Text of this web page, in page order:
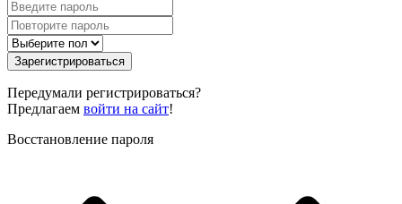
Зарегистрироваться
Передумали регистрироваться?
Предлагаем войти на сайт!
Восстановление пароля